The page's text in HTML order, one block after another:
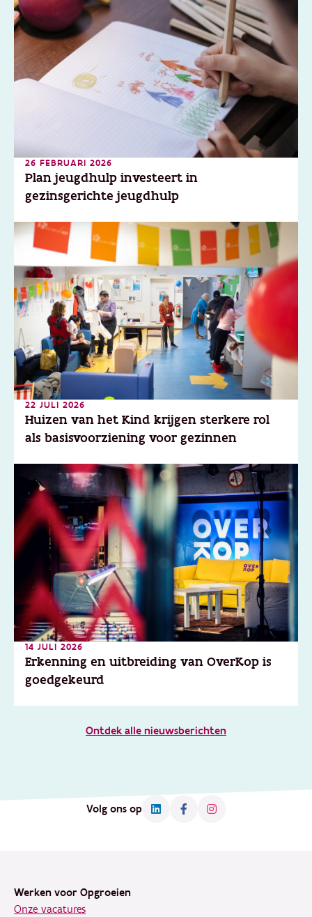
26 FEBRUARI 2026
Plan jeugdhulp investeert in
gezinsgerichte jeugdhulp
22 JULI 2026
Huizen van het Kind krijgen sterkere rol
als basisvoorziening voor gezinnen
14 JULI 2026
Erkenning en uitbreiding van OverKop is
goedgekeurd
Ontdek alle nieuwsberichten
Volg ons op
Werken voor Opgroeien
Onze vacatures